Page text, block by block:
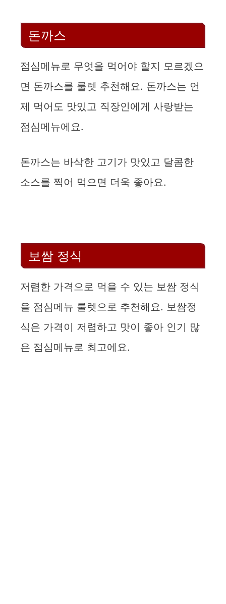
돈까스
점심메뉴로 무엇을 먹어야 할지 모르겠으
면 돈까스를 룰렛 추천해요. 돈까스는 언
제 먹어도 맛있고 직장인에게 사랑받는
점심메뉴에요.
돈까스는 바삭한 고기가 맛있고 달콤한
소스를 찍어 먹으면 더욱 좋아요.
보쌈 정식
저렴한 가격으로 먹을 수 있는 보쌈 정식
을 점심메뉴 룰렛으로 추천해요. 보쌈정
식은 가격이 저렴하고 맛이 좋아 인기 많
은 점심메뉴로 최고에요.